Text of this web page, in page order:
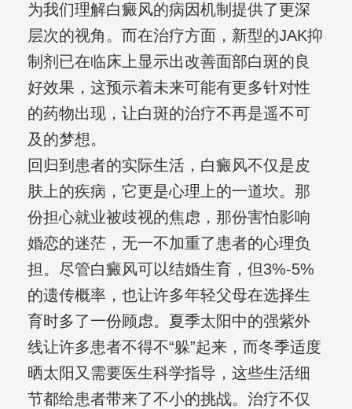
为我们理解白癜风的病因机制提供了更深
层次的视角。而在治疗方面，新型的JAK抑
制剂已在临床上显示出改善面部白斑的良
好效果，这预示着未来可能有更多针对性
的药物出现，让白斑的治疗不再是遥不可
及的梦想。
回归到患者的实际生活，白癜风不仅是皮
肤上的疾病，它更是心理上的一道坎。那
份担心就业被歧视的焦虑，那份害怕影响
婚恋的迷茫，无一不加重了患者的心理负
担。尽管白癜风可以结婚生育，但3%-5%
的遗传概率，也让许多年轻父母在选择生
育时多了一份顾虑。夏季太阳中的强紫外
线让许多患者不得不“躲”起来，而冬季适度
晒太阳又需要医生科学指导，这些生活细
节都给患者带来了不小的挑战。治疗不仅